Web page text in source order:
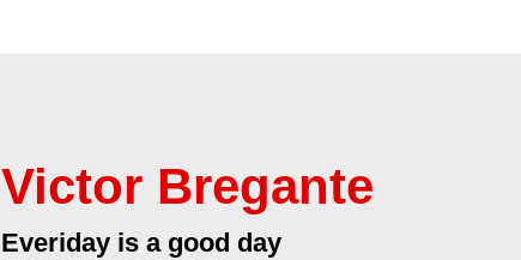
Victor Bregante
Everiday is a good day